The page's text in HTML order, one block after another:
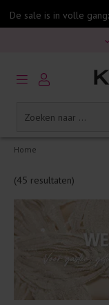
De sale is in volleGratis
Gratis
Home
(45 resultaten)